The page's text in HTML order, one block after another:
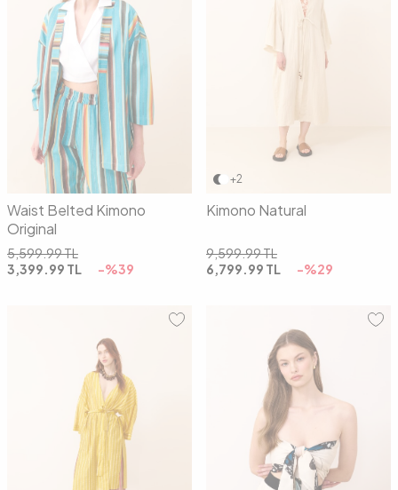
01 02 03
Waist Belted Kimono
Original
5,599.99TL
3,399.99 TL -%39
+2
Kimono Natural
9,599.99TL
6,799.99 TL -%29